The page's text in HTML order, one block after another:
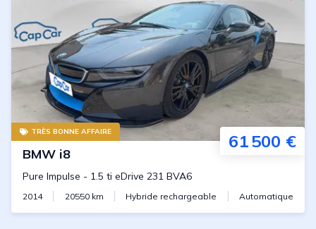
TRÈS BONNE AFFAIRE 61 500 €
BMW i8
Pure Impulse - 1.5 ti eDrive 231 BVA6
2014 20550km Hybride rechargeable Automatique